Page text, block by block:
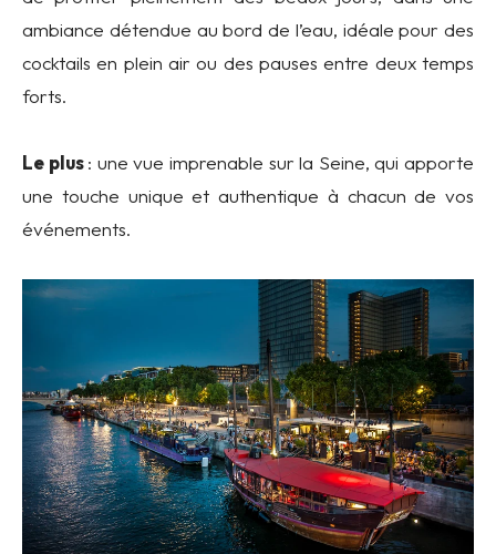
ambiance détendue au bord de l’eau, idéale pour des
cocktails en plein air ou des pauses entre deux temps
forts.
Le plus: une vue imprenable sur la Seine, qui apporte
une touche unique et authentique à chacun de vos
événements.